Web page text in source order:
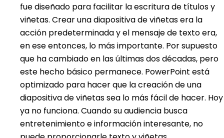
fue diseñado para facilitar la escritura de títulos y
viñetas. Crear una diapositiva de viñetas era la
acción predeterminada y el mensaje de texto era,
en ese entonces, lo más importante. Por supuesto
que ha cambiado en las últimas dos décadas, pero
este hecho básico permanece. PowerPoint está
optimizado para hacer que la creación de una
diapositiva de viñetas sea lo más fácil de hacer. Hoy
ya no funciona. Cuando su audiencia busca
entretenimiento e información interesante, no